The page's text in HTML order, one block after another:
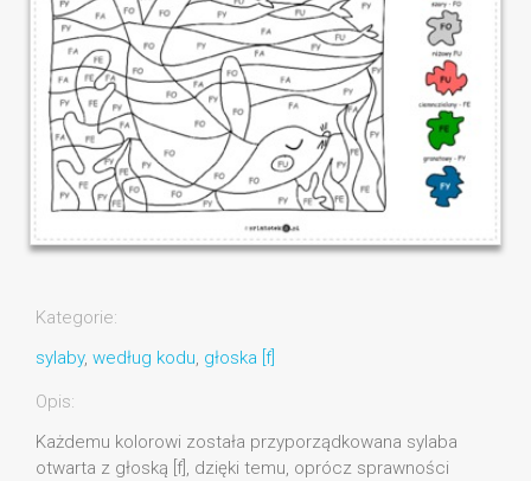
Kategorie:
sylaby, według kodu, głoska [f]
Opis:
Każdemu kolorowi została przyporządkowana sylaba
otwarta z głoską [f], dzięki temu, oprócz sprawności